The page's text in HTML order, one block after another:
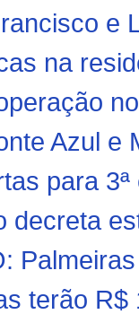
e
na
Azul e
para
decreta
terão